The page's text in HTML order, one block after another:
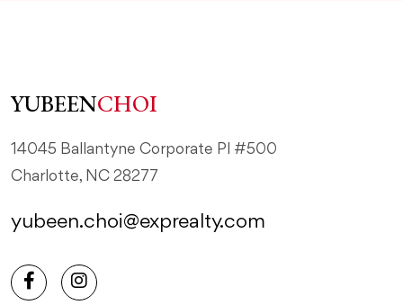
YUBEENCHOI
14045 Ballantyne Corporate Pl #500
Charlotte, NC 28277
yubeen.choi@exprealty.com